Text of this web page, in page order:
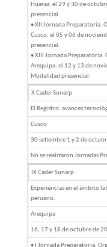
Huaraz, el 29 y 30 de
presencial.
• XII Jornada Preparatoria.
Cusco, el 05 y 06 de
presencial.
• XIII Jornada Preparatoria.
Arequipa, el 12 y 13 de
Modalidad presencial.
X Cader Sunarp
El Registro: avances
Cusco
30 setiembre 1 y 2 de
No se realizaron Jornadas
IX Cader Sunarp
Experiencias en el ámbito
peruano.
Arequipa
16, 17 y 18 de octubre de
• I Jornada Preparatoria.